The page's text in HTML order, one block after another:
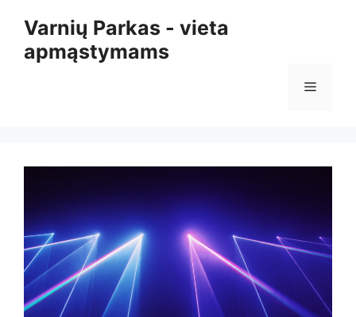
turinio
Varnių Parkas - vieta
apmąstymams
Meniu